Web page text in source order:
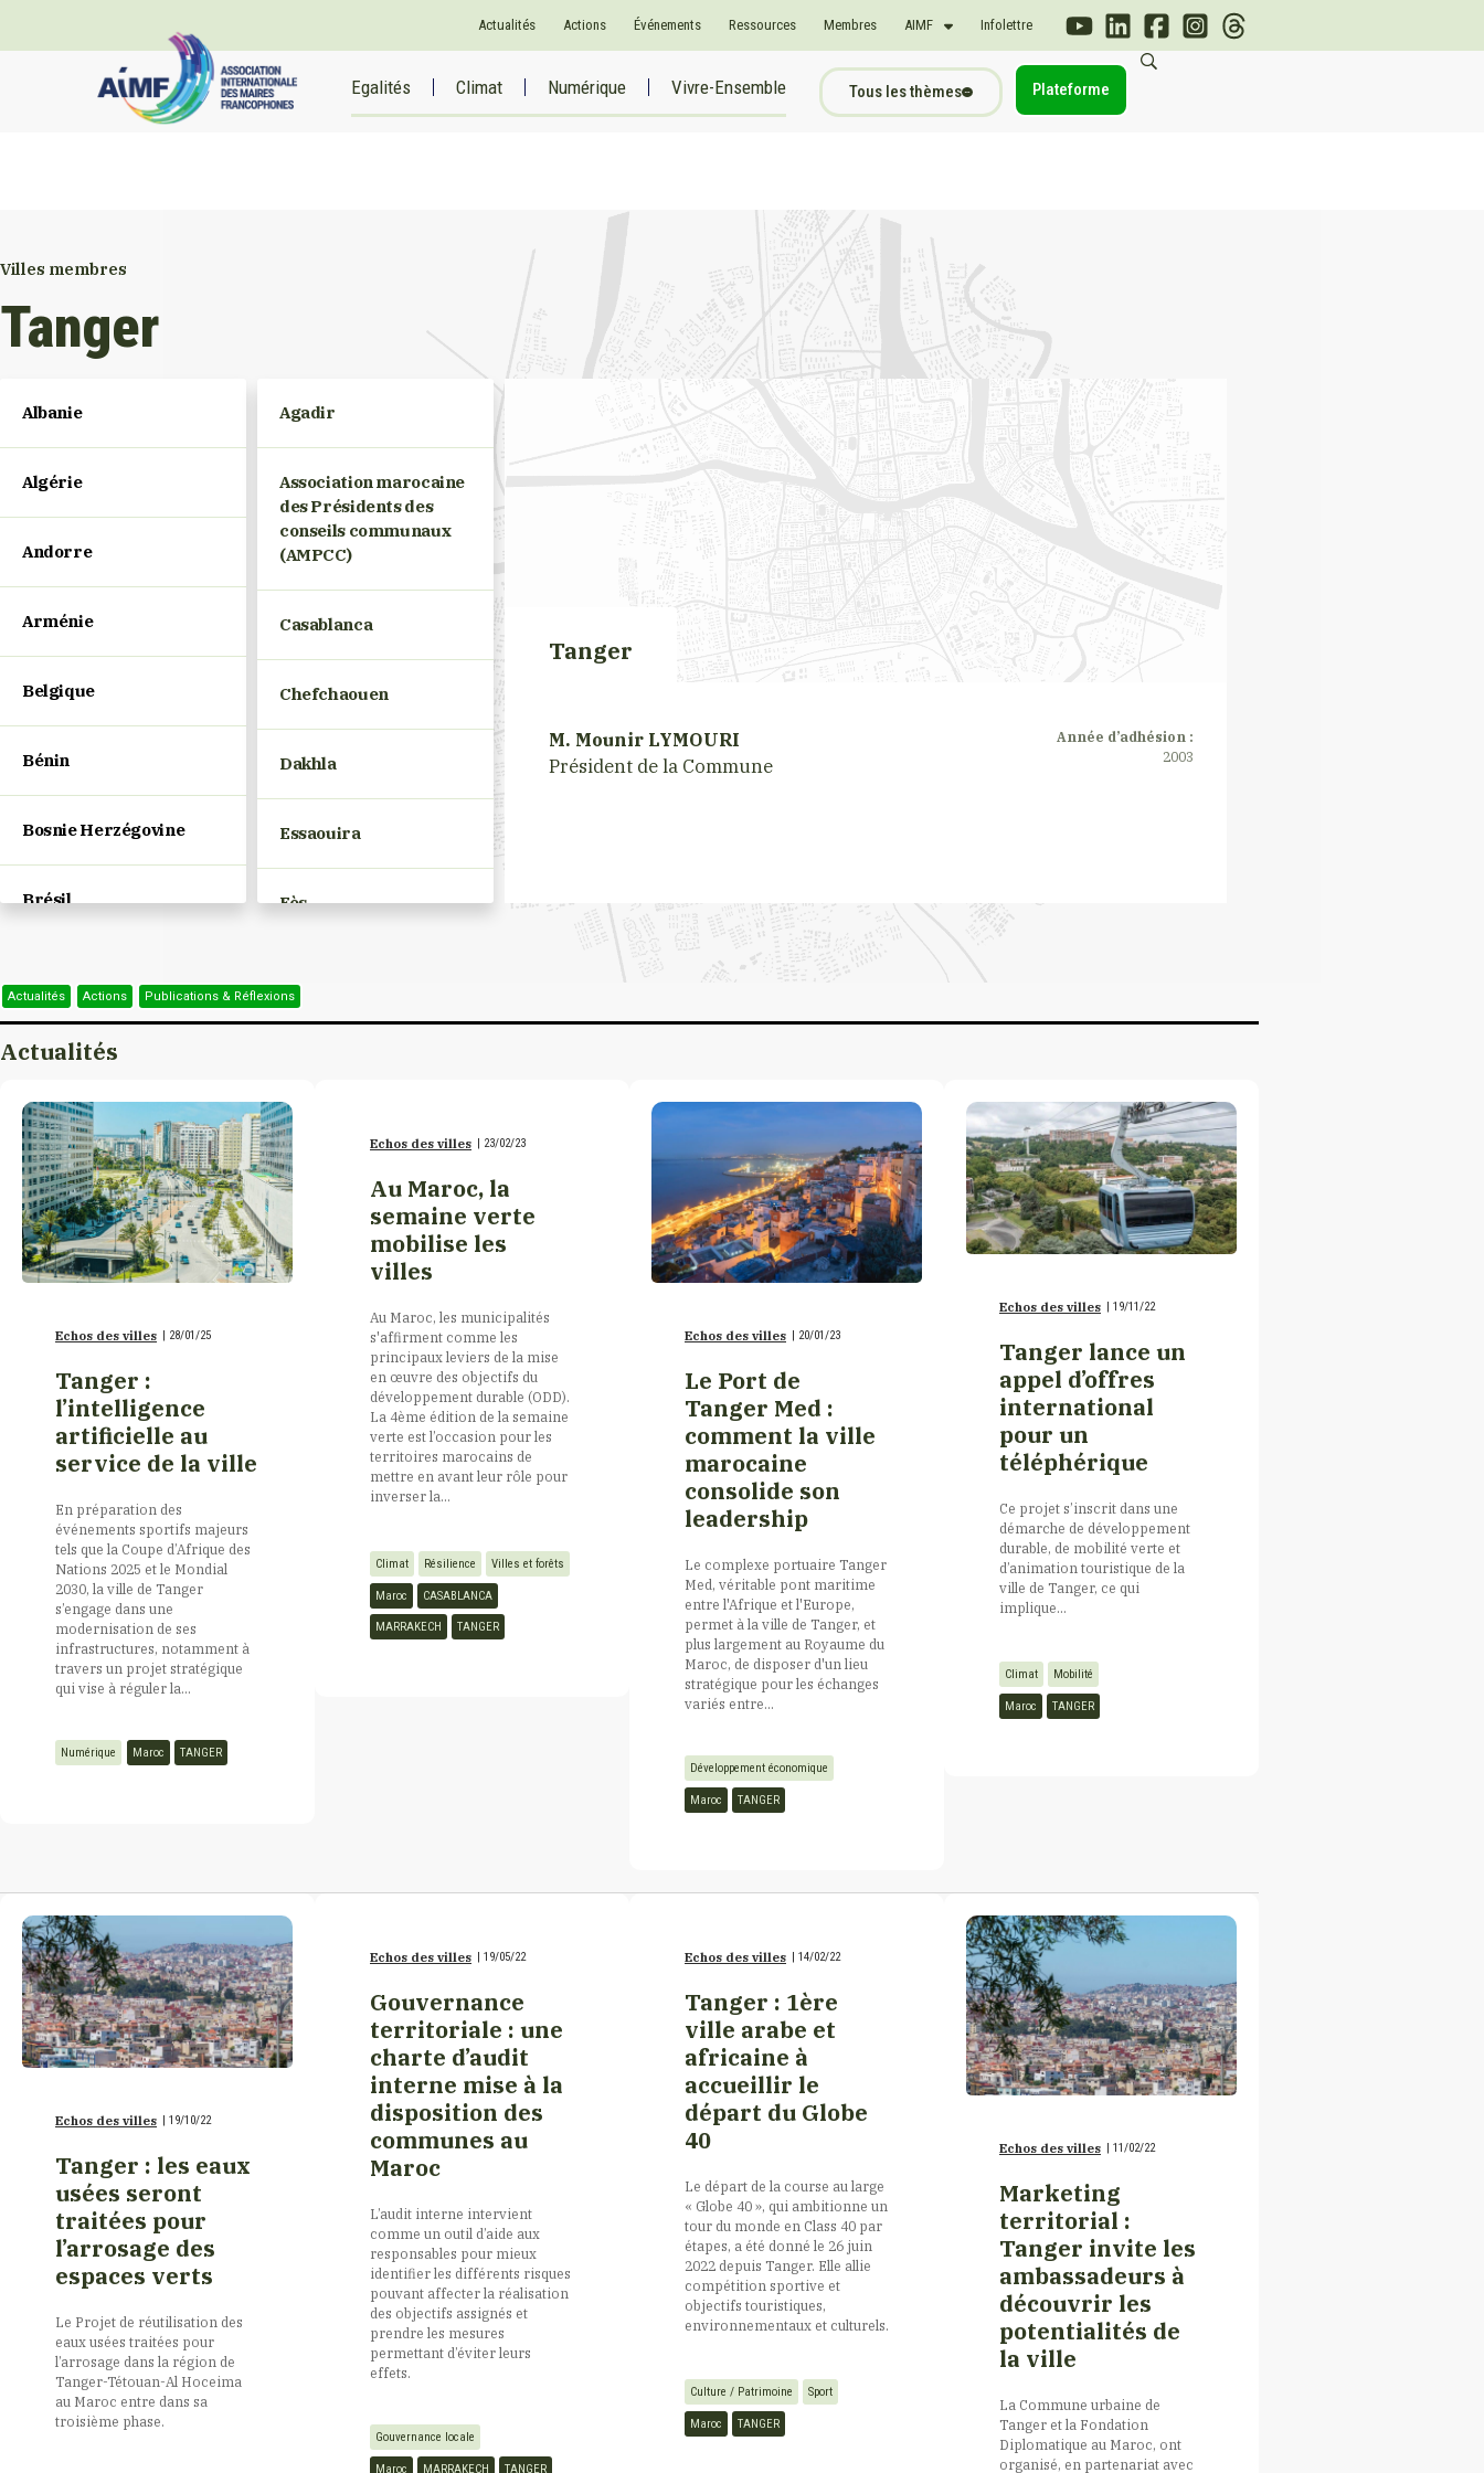
Actualités Actions Événements Ressources Membres AIMF Infolettre
Egalités Climat Numérique Vivre-Ensemble Tous les thèmes Plateforme
Villes membres
Tanger
Albanie
Algérie
Andorre
Arménie
Belgique
Bénin
Bosnie Herzégovine
Brésil
Burkina Faso
Burundi
Cambodge
Cameroun
Canada/Nouveau-
Brunswick
Cap Vert
Centrafrique
Comores
Congo
Djibouti
Egypte
Etats-Unis
Gabon
Géorgie
Guinée
Haïti
Agadir
Association marocaine
des Présidents des
conseils communaux
(AMPCC)
Casablanca
Chefchaouen
Dakhla
Essaouira
Fès
Rabat
Tanger
Temara
Tiznit – Associé
Tanger
M. Mounir LYMOURI
Président de la Commune
Année d’adhésion :
2003
Actualités Actions Publications & Réflexions
Actualités
Echos des villes | 28/01/25
Tanger :
l’intelligence
artificielle au
service de la ville
En préparation des
événements sportifs majeurs
tels que la Coupe d’Afrique des
Nations 2025 et le Mondial
2030, la ville de Tanger
s’engage dans une
modernisation de ses
infrastructures, notamment à
travers un projet stratégique
qui vise à réguler la...
Numérique Maroc TANGER
Echos des villes 23/02/23
Au Maroc, la
semaine verte
mobilise les
villes
Au Maroc, les municipalités
s'affirment comme les
principaux leviers de la mise
en œuvre des objectifs du
développement durable (ODD).
La 4ème édition de la semaine
verte est l’occasion pour les
territoires marocains de
mettre en avant leur rôle pour
inverser la...
Climat Résilience Villes et forêts
Maroc CASABLANCA
MARRAKECH TANGER
Echos des villes | 20/01/23
Le Port de
Tanger Med :
comment la ville
marocaine
consolide son
leadership
Le complexe portuaire Tanger
Med, véritable pont maritime
entre l'Afrique et l'Europe,
permet à la ville de Tanger, et
plus largement au Royaume du
Maroc, de disposer d'un lieu
stratégique pour les échanges
variés entre...
Développement économique
Maroc TANGER
Echos des villes | 19/11/22
Tanger lance un
appel d’offres
international
pour un
téléphérique
Ce projet s’inscrit dans une
démarche de développement
durable, de mobilité verte et
d’animation touristique de la
ville de Tanger, ce qui
implique...
Climat Mobilité
Maroc TANGER
Echos des villes | 19/10/22
Tanger : les eaux
usées seront
traitées pour
l’arrosage des
espaces verts
Le Projet de réutilisation des
eaux usées traitées pour
l’arrosage dans la région de
Tanger-Tétouan-Al Hoceima
au Maroc entre dans sa
troisième phase.
Echos des villes | 19/05/22
Gouvernance
territoriale : une
charte d’audit
interne mise à la
disposition des
communes au
Maroc
L’audit interne intervient
comme un outil d’aide aux
responsables pour mieux
identifier les différents risques
pouvant affecter la réalisation
des objectifs assignés et
prendre les mesures
permettant d’éviter leurs
effets.
Gouvernance locale
Maroc MARRAKECH
TANGER
Echos des villes | 14/02/22
Tanger : 1ère
ville arabe et
africaine à
accueillir le
départ du Globe
40
Le départ de la course au large
« Globe 40 », qui ambitionne un
tour du monde en Class 40 par
étapes, a été donné le 26 juin
2022 depuis Tanger. Elle allie
compétition sportive et
objectifs touristiques,
environnementaux et culturels.
Culture / Patrimoine Sport
Maroc TANGER
Echos des villes 11/02/22
Marketing
territorial :
Tanger invite les
ambassadeurs à
découvrir les
potentialités de
la ville
La Commune urbaine de
Tanger et la Fondation
Diplomatique au Maroc, ont
organisé, en partenariat avec